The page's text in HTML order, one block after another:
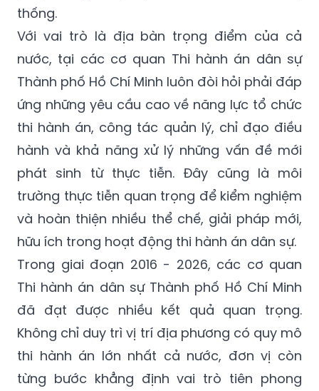
thống.
Với vai trò là địa bàn trọng điểm của cả
nước, tại các cơ quan Thi hành án dân sự
Thành phố Hồ Chí Minh luôn đòi hỏi phải đáp
ứng những yêu cầu cao về năng lực tổ chức
thi hành án, công tác quản lý, chỉ đạo điều
hành và khả năng xử lý những vấn đề mới
phát sinh từ thực tiễn. Đây cũng là môi
trường thực tiễn quan trọng để kiểm nghiệm
và hoàn thiện nhiều thể chế, giải pháp mới,
hữu ích trong hoạt động thi hành án dân sự.
Trong giai đoạn 2016 - 2026, các cơ quan
Thi hành án dân sự Thành phố Hồ Chí Minh
đã đạt được nhiều kết quả quan trọng.
Không chỉ duy trì vị trí địa phương có quy mô
thi hành án lớn nhất cả nước, đơn vị còn
từng bước khẳng định vai trò tiên phong